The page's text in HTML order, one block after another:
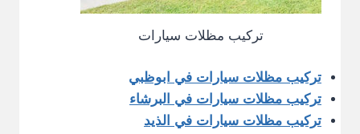
تركيب مظلات سيارات
تركيب مظلات سيارات في ابوظبي
تركيب مظلات سيارات في البرشاء
تركيب مظلات سيارات في الذيد